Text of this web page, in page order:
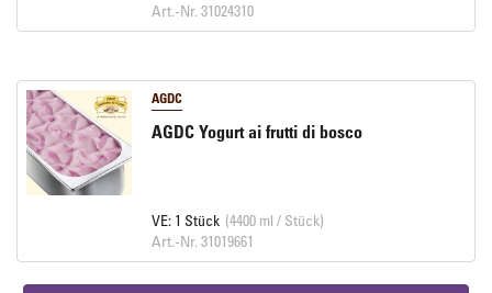
Art.-Nr. 31024310
AGDC
AGDC Yogurt ai frutti di bosco
VE: 1 Stück (4400 ml / Stück)
Art.-Nr. 31019661